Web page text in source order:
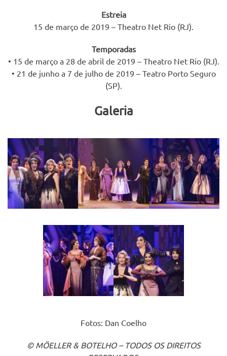
Estreia
15 de março de 2019 – Theatro Net Rio (RJ).
Temporadas
• 15 de março a 28 de abril de 2019 – Theatro Net Rio (RJ).
• 21 de junho a 7 de julho de 2019 – Teatro Porto Seguro
(SP).
Galeria
Fotos: Dan Coelho
© MÖELLER & BOTELHO – TODOS OS DIREITOS